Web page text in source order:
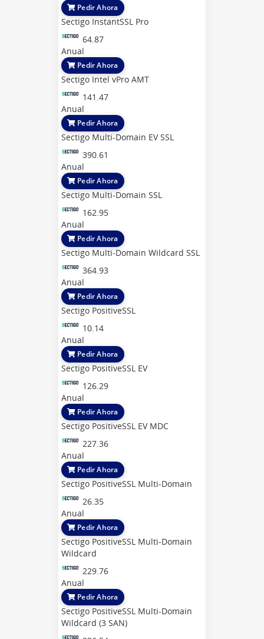
Pedir Ahora
Sectigo InstantSSL Pro
64.87
Anual
Pedir Ahora
Sectigo Intel vPro AMT
141.47
Anual
Pedir Ahora
Sectigo Multi-Domain EV SSL
390.61
Anual
Pedir Ahora
Sectigo Multi-Domain SSL
162.95
Anual
Pedir Ahora
Sectigo Multi-Domain Wildcard SSL
364.93
Anual
Pedir Ahora
Sectigo PositiveSSL
10.14
Anual
Pedir Ahora
Sectigo PositiveSSL EV
126.29
Anual
Pedir Ahora
Sectigo PositiveSSL EV MDC
227.36
Anual
Pedir Ahora
Sectigo PositiveSSL Multi-Domain
26.35
Anual
Pedir Ahora
Sectigo PositiveSSL Multi-Domain
Wildcard
229.76
Anual
Pedir Ahora
Sectigo PositiveSSL Multi-Domain
Wildcard (3 SAN)